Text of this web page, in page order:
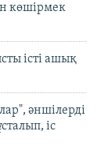
көшірмек
істі ашық
әншілерді
іс